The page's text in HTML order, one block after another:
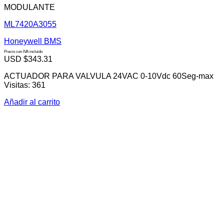
MODULANTE
ML7420A3055
Honeywell BMS
Precio con IVA incluido
USD $343.31
ACTUADOR PARA VALVULA 24VAC 0-10Vdc 60Seg-max
Visitas: 361
Añadir al carrito